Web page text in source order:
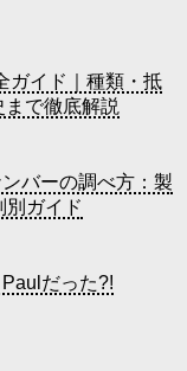
ガイド｜種類・抵
で徹底解説
バーの調べ方：製
別ガイド
だった?!